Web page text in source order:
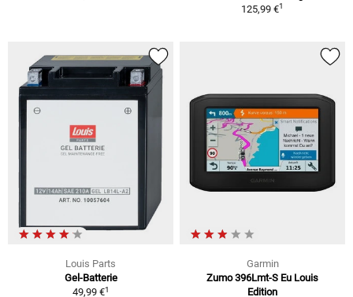
125,99 €1
Louis Parts
Gel-Batterie
49,99 €1
Garmin
Zumo 396Lmt-S Eu Louis
Edition